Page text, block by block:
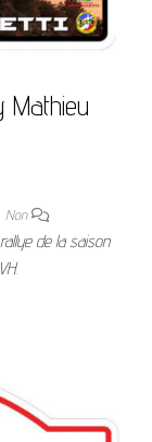
Mathieu
Non
de la saison